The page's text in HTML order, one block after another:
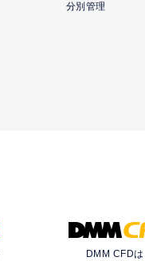
分別管理
DMM CFDは